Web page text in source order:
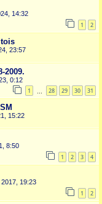
14:32
1 2
23:57
2009.
0:12
1 28 29 30 31
15:22
8:50
1 2 3 4
19:23
1 2